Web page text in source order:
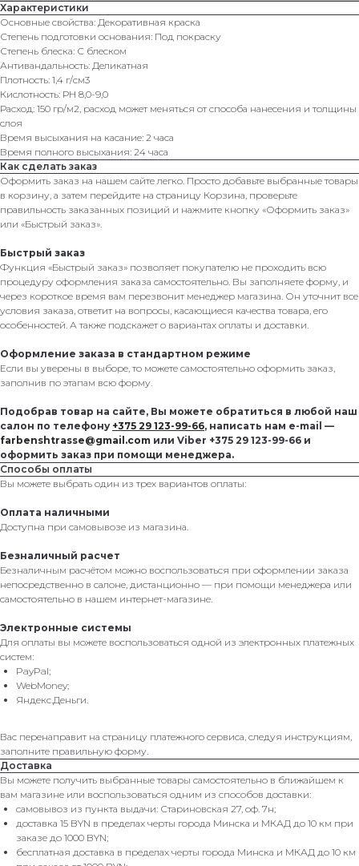
Характеристики
Основные свойства: Декоративная краска
Степень подготовки основания: Под покраску
Степень блеска: С блеском
Антивандальность: Деликатная
Плотность: 1,4 г/см3
Кислотность: РН 8,0-9,0
Расход: 150 гр/м2, расход может меняться от способа нанесения и толщины
слоя
Время высыхания на касание: 2 часа
Время полного высыхания: 24 часа
Как сделать заказ
Оформить заказ на нашем сайте легко. Просто добавьте выбранные товары
в корзину, а затем перейдите на страницу Корзина, проверьте
правильность заказанных позиций и нажмите кнопку «Оформить заказ»
или «Быстрый заказ».
Быстрый заказ
Функция «Быстрый заказ» позволяет покупателю не проходить всю
процедуру оформления заказа самостоятельно. Вы заполняете форму, и
через короткое время вам перезвонит менеджер магазина. Он уточнит все
условия заказа, ответит на вопросы, касающиеся качества товара, его
особенностей. А также подскажет о вариантах оплаты и доставки.
Оформление заказа в стандартном режиме
Если вы уверены в выборе, то можете самостоятельно оформить заказ,
заполнив по этапам всю форму.
Подобрав товар на сайте, Вы можете обратиться в любой наш
салон по телефону +375 29 123-99-66, написать нам e-mail —
farbenshtrasse@gmail.com или Viber +375 29 123-99-66 и
оформить заказ при помощи менеджера.
Способы оплаты
Вы можете выбрать один из трех вариантов оплаты:
Оплата наличными
Доступна при самовывозе из магазина.
Безналичный расчет
Безналичным расчётом можно воспользоваться при оформлении заказа
непосредственно в салоне, дистанционно — при помощи менеджера или
самостоятельно в нашем интернет-магазине.
Электронные системы
Для оплаты вы можете воспользоваться одной из электронных платежных
систем:
PayPal;
WebMoney;
Яндекс.Деньги.
Вас перенаправит на страницу платежного сервиса, следуя инструкциям,
заполните правильную форму.
Доставка
Вы можете получить выбранные товары самостоятельно в ближайшем к
вам магазине или воспользоваться одним из способов доставки:
самовывоз из пункта выдачи: Стариновская 27, оф. 7н;
доставка 15 BYN в пределах черты города Минска и МКАД до 10 км при
заказе до 1000 BYN;
бесплатная доставка в пределах черты города Минска и МКАД до 10 км